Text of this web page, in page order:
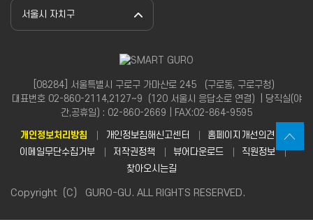
서울시 자치구
[08284] 서울특별시 구로구 가마산로 245 （구로동, 구로구청）
대표번호 02-860-2114,2127~9（120 서울시 응답소로 연결）| 당직실(야
간,공휴일) : 02-860-2669 | FAX:02-864-9595
개인정보처리방침 개인정보침해신고센터
홈페이지개선의견
이메일무단수집거부
저작권정책 뷰어다운로드
직원정보
찾아오시는길
Copyright（C） GURO-GU. ALL RIGHTS RESERVED.